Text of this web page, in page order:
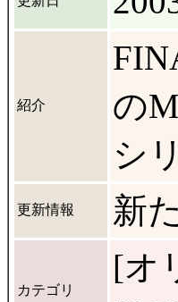
紹介
の
シ
更新情報 新
カテゴリ
[オ